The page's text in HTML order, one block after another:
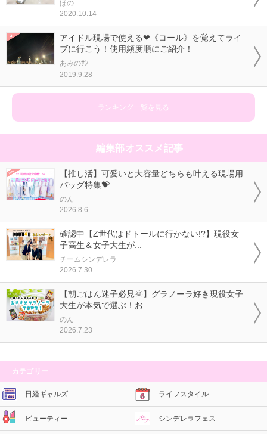
ほの
2020.10.14
アイドル現場で使える❤《コール》を覚えてライ
ブに行こう！使用頻度順にご紹介！
あみのｻﾝ
2019.9.28
ランキング一覧を見る
編集部オススメ記事
【推し活】可愛いと大容量どちらも叶える現場用
バッグ特集💝
のん
2026.8.6
確認中【Z世代はドトールに行かない!?】現役女
子高生＆女子大生が...
チームシンデレラ
2026.7.30
【朝ごはん迷子必見🌞】グラノーラ好き現役女子
大生が本気で選ぶ！お...
のん
2026.7.23
カテゴリー
日経ギャルズ ライフスタイル
ビューティー シンデレラフェス